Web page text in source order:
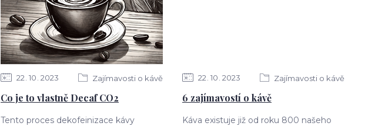
22 10 2023 Zajímavosti o kávě
Co je to vlastně Decaf CO2
Tento proces dekofeinizace kávy
22 10 2023 Zajímavosti o kávě
6 zajímavostí o kávě
Káva existuje již od roku 800 našeho